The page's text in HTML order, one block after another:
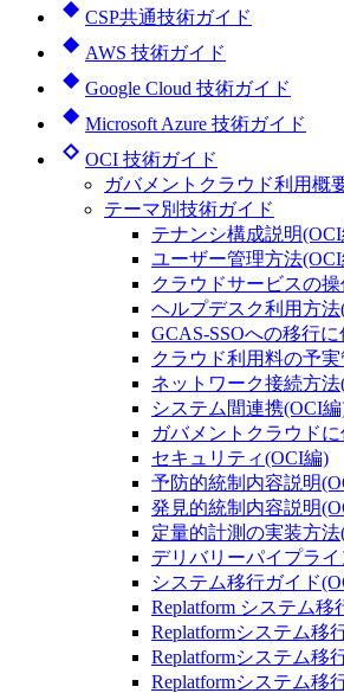
CSP共通技術ガイド
AWS 技術ガイド
Google Cloud 技術ガイド
Microsoft Azure 技術ガイド
OCI 技術ガイド
ガバメントクラウド利用概
テーマ別技術ガイド
テナンシ構成説明
ユーザー管理方法
クラウドサービスの
ヘルプデスク利用方法
GCAS-SSOへの移行
クラウド利用料の予
ネットワーク接続方
システム間連携(OCI
ガバメントクラウド
セキュリティ(OCI編)
予防的統制内容説明
発見的統制内容説明
定量的計測の実装方
デリバリーパイプラ
システム移行ガイド
Replatform システム
Replatformシステム移
Replatformシステム移
Replatformシステム移